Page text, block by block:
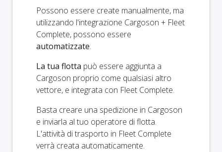
Possono essere create manualmente, ma
utilizzando l'integrazione Cargoson + Fleet
Complete, possono essere
automatizzate.
La tua flotta può essere aggiunta a
Cargoson proprio come qualsiasi altro
vettore, e integrata con Fleet Complete.
Basta creare una spedizione in Cargoson
e inviarla al tuo operatore di flotta.
L'attività di trasporto in Fleet Complete
verrà creata automaticamente.